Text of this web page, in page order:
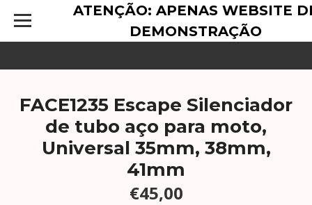
ATENÇÃO: APENAS WEBSITE
DEMONSTRAÇÃO
FACE1235 Escape Silenciador
de tubo aço para moto,
Universal 35mm, 38mm,
41mm
€45,00